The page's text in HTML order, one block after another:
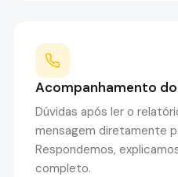
Acompanhamento
Dúvidas após ler o
mensagem diretamente
Respondemos,
completo.